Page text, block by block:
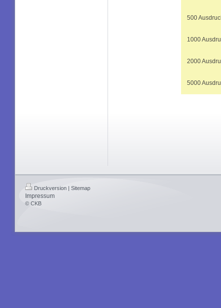
500
1000
2000
5000
Druckversion | Sitemap
Impressum
© CKB